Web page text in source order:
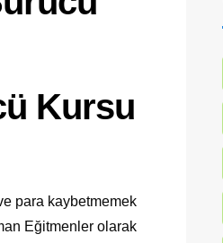
Kursu
para kaybetmemek
Eğitmenler olarak